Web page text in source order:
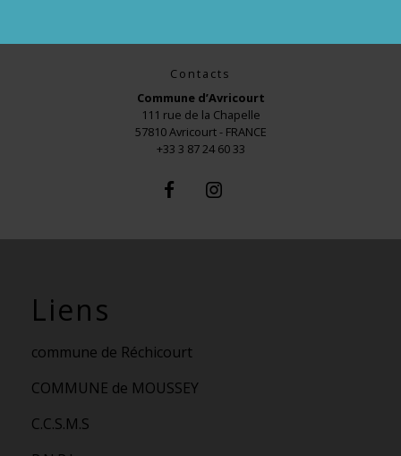
Contacts
Commune d’Avricourt
111 rue de la Chapelle
57810 Avricourt - FRANCE
+33 3 87 24 60 33
Liens
commune de Réchicourt
COMMUNE de MOUSSEY
C.C.S.M.S